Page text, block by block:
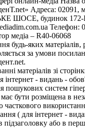
Адреса: 02091,
ШОСЕ, будинок 172-
Телефон:
медіа – R40-06068
будь-яких
за умови
матеріалів зі
інтернет - видань -
пошукових систем
бути розміщена в
часткового
( для інтернет -
підзаголовку або в